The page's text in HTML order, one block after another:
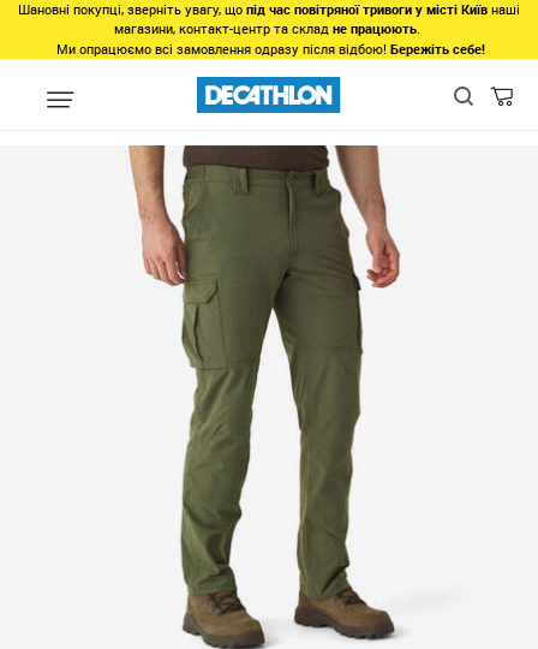
Шановні покупці, зверніть увагу, що під час повітряної тривоги у місті Київ наші
магазини, контакт-центр та склад не працюють.
Ми опрацюємо всі замовлення одразу після відбою! Бережіть себе!
Регіон Чоловікам у Дніпрі Одяг у Дніпрі Низ у Дніпрі